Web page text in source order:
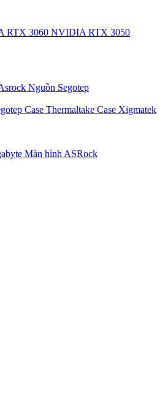
RTX 3060 NVIDIA RTX 3050
Nguồn Segotep
Case Thermaltake Case Xigmatek
Màn hình ASRock